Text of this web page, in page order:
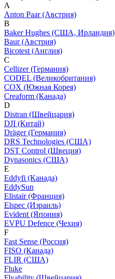
A
Anton Paar (Австрия)
B
Baker Hughes (США, Ирландия)
Baur (Австрия)
Bicotest (Англия)
C
Cellizer (Германия)
CODEL (Великобритания)
COX (Южная Корея)
Creaform (Канада)
D
Distran (Швейцария)
DJI (Китай)
Dräger (Германия)
DRS Technologies (США)
DST Control (Швеция)
Dynasonics (США)
E
Eddyfi (Канада)
EddySun
Elistair (Франция)
Elspec (Израиль)
Evident (Япония)
EVPU Defence (Чехия)
F
Fast Sense (Россия)
FISO (Канада)
FLIR (США)
Fluke